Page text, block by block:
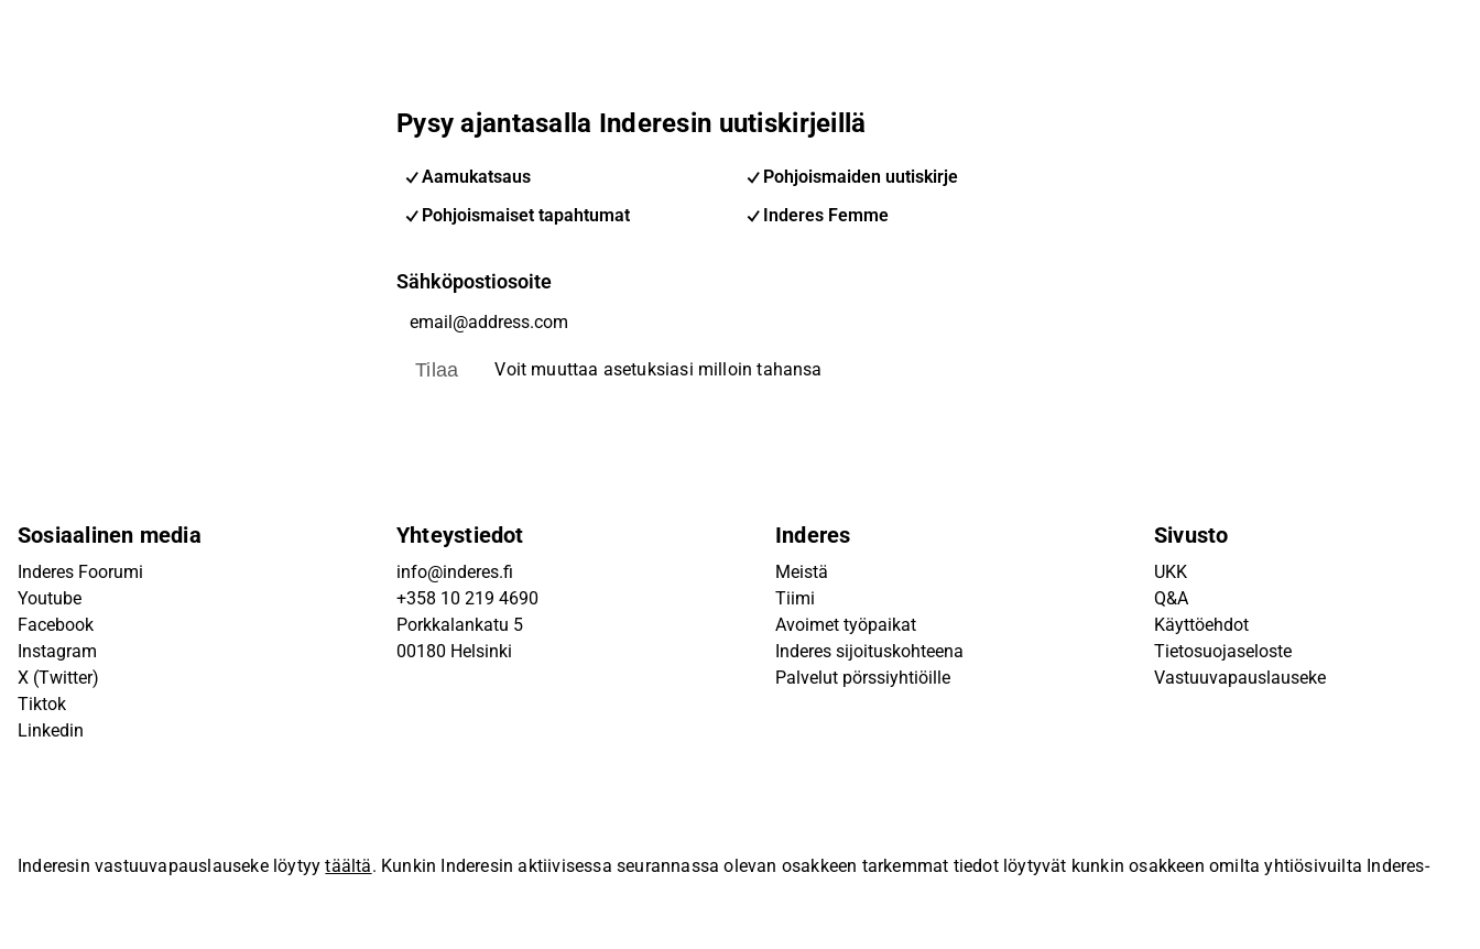
Pysy ajantasalla Inderesin uutiskirjeillä
Aamukatsaus
Pohjoismaiden uutiskirje
Pohjoismaiset tapahtumat
Inderes Femme
Sähköpostiosoite
Tilaa Voit muuttaa asetuksiasi milloin tahansa
Sosiaalinen media
Inderes Foorumi
Youtube
Facebook
Instagram
X (Twitter)
Tiktok
Linkedin
Yhteystiedot
info@inderes.fi
+358 10 219 4690
Porkkalankatu 5
00180 Helsinki
Inderes
Meistä
Tiimi
Avoimet työpaikat
Inderes sijoituskohteena
Palvelut pörssiyhtiöille
Sivusto
UKK
Q&A
Käyttöehdot
Tietosuojaseloste
Vastuuvapauslauseke
Inderesin vastuuvapauslauseke löytyytäältä. Kunkin Inderesin aktiivisessa seurannassa olevan osakkeen tarkemmat tiedot löytyvät kunkin osakkeen omilta yhtiösivuilta Inderes-